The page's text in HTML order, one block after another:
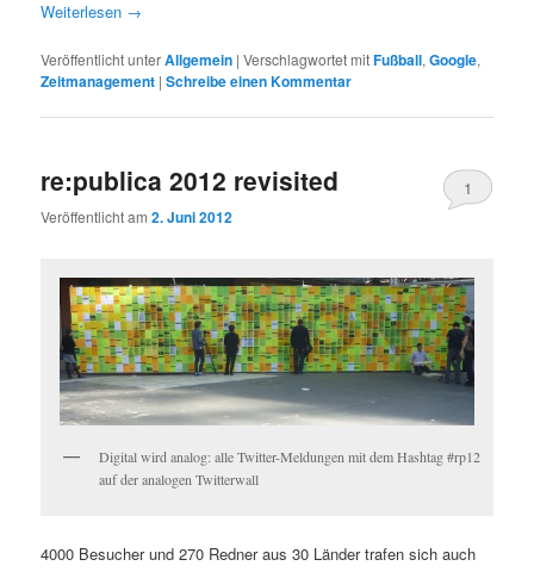
Weiterlesen →
Veröffentlicht unterAllgemein |Verschlagwortet mitFußball,Google,
Zeitmanagement |Schreibe einen Kommentar
re:publica 2012 revisited
Veröffentlicht am2. Juni 2012
1
Digital wird analog: alle Twitter-Meldungen mit dem Hashtag #rp12
auf der analogen Twitterwall
4000 Besucher und 270 Redner aus 30 Länder trafen sich auch